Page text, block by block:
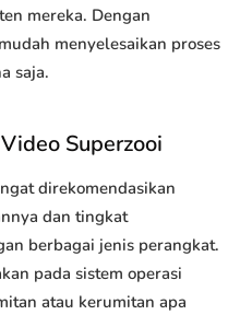
mereka. Dengan
menyelesaikan proses
saja.
Superzooi
direkomendasikan
dan tingkat
berbagai jenis perangkat.
pada sistem operasi
atau kerumitan apa